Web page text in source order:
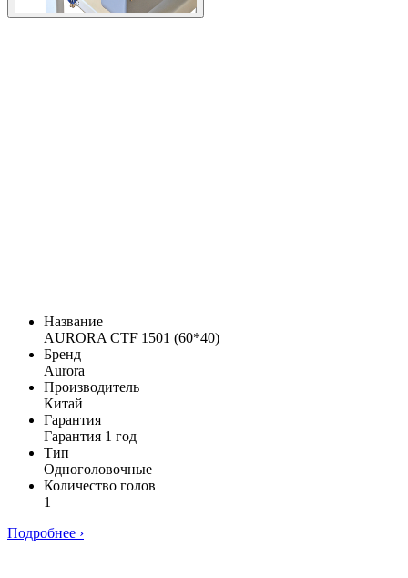
Название
AURORA CTF 1501 (60*40)
Бренд
Aurora
Производитель
Китай
Гарантия
Гарантия 1 год
Тип
Одноголовочные
Количество голов
1
Подробнее ›